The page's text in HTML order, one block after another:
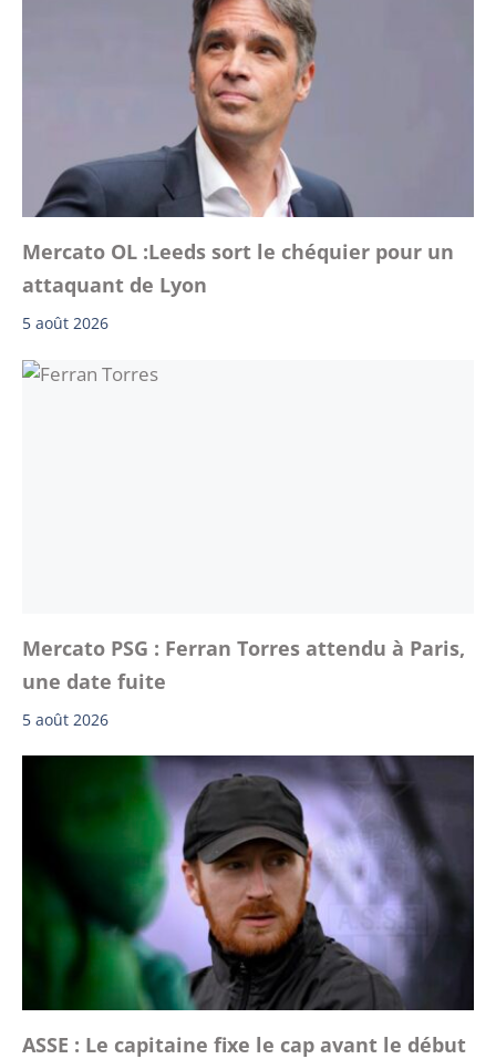
Mercato OL :Leeds sort le chéquier pour un
attaquant de Lyon
5 août 2026
Mercato PSG : Ferran Torres attendu à Paris,
une date fuite
5 août 2026
ASSE : Le capitaine fixe le cap avant le début